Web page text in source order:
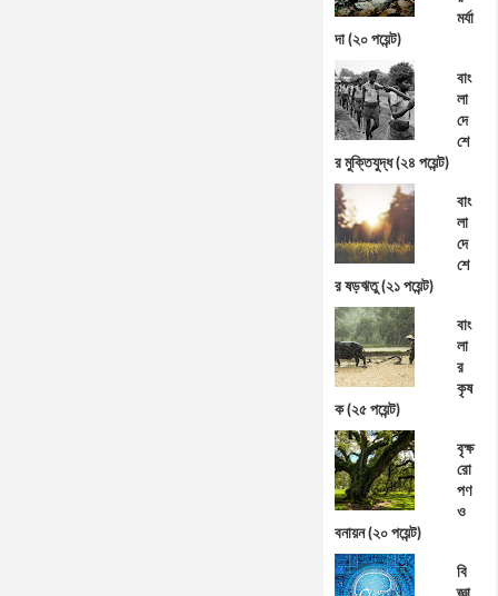
মর্যা
দা (২০ পয়েন্ট)
বাং
লা
দে
শে
র মুক্তিযুদ্ধ (২৪ পয়েন্ট)
বাং
লা
দে
শে
র ষড়ঋতু (২১ পয়েন্ট)
বাং
লা
র
কৃষ
ক (২৫ পয়েন্ট)
বৃক্ষ
রো
পণ
ও
বনায়ন (২০ পয়েন্ট)
বি